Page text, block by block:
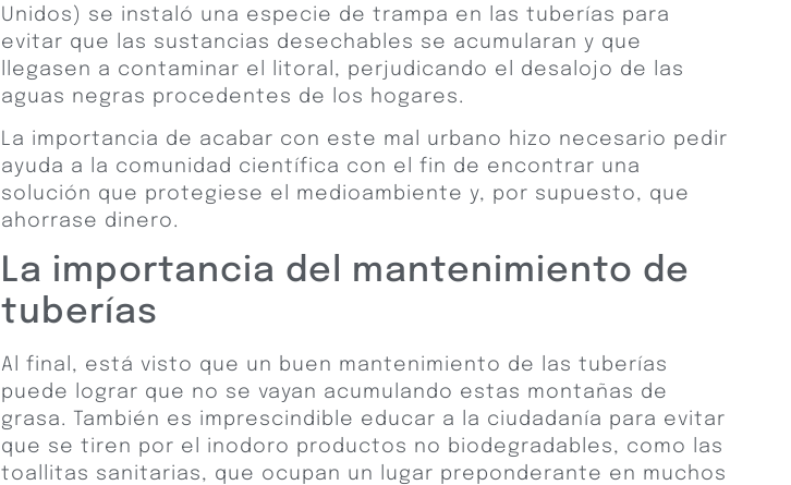
Unidos) se instaló una especie de trampa en las tuberías para
evitar que las sustancias desechables se acumularan y que
llegasen a contaminar el litoral, perjudicando el desalojo de las
aguas negras procedentes de los hogares.
La importancia de acabar con este mal urbano hizo necesario pedir
ayuda a la comunidad científica con el fin de encontrar una
solución que protegiese el medioambiente y, por supuesto, que
ahorrase dinero.
La importancia del mantenimiento de
tuberías
Al final, está visto que un buen mantenimiento de las tuberías
puede lograr que no se vayan acumulando estas montañas de
grasa. También es imprescindible educar a la ciudadanía para evitar
que se tiren por el inodoro productos no biodegradables, como las
toallitas sanitarias, que ocupan un lugar preponderante en muchos